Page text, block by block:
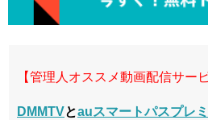
【管理人オススメ動画配信サービ
DMMTVとauスマートパスプレ